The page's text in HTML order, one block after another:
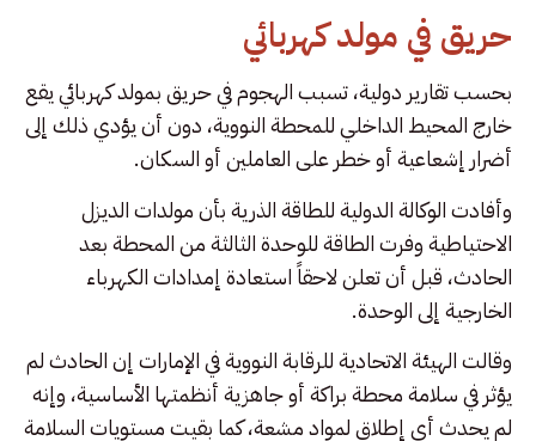
حريق في مولد كهربائي
بحسب تقارير دولية، تسبب الهجوم في حريق بمولد كهربائي يقع
خارج المحيط الداخلي للمحطة النووية، دون أن يؤدي ذلك إلى
أضرار إشعاعية أو خطر على العاملين أو السكان.
وأفادت الوكالة الدولية للطاقة الذرية بأن مولدات الديزل
الاحتياطية وفرت الطاقة للوحدة الثالثة من المحطة بعد
الحادث، قبل أن تعلن لاحقاً استعادة إمدادات الكهرباء
الخارجية إلى الوحدة.
وقالت الهيئة الاتحادية للرقابة النووية في الإمارات إن الحادث لم
يؤثر في سلامة محطة براكة أو جاهزية أنظمتها الأساسية، وإنه
لم يحدث أي إطلاق لمواد مشعة، كما بقيت مستويات السلامة